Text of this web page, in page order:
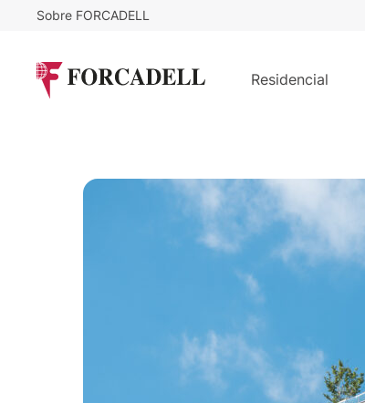
Sobre FORCADELL
Residencial